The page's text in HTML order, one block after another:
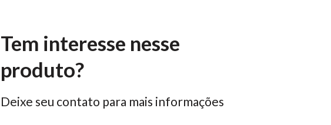
Tem interesse nesse
produto?
Deixe seu contato para mais informações